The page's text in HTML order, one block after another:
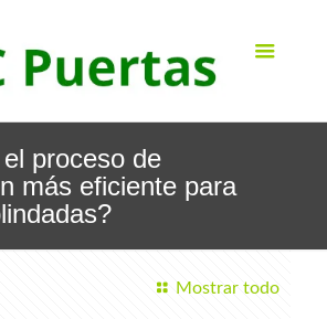
proceso de
más eficiente para
Mostrar todo